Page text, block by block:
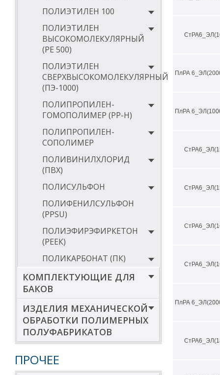
ПОЛИЭТИЛЕН 100
ПОЛИЭТИЛЕН
ВЫСОКОМОЛЕКУЛЯРНЫЙ
(РЕ 500)
ПОЛИЭТИЛЕН
СВЕРХВЫСОКОМОЛЕКУЛЯРНЫЙ
(ПЭ-1000)
ПОЛИПРОПИЛЕН-
ГОМОПОЛИМЕР (PP-Н)
ПОЛИПРОПИЛЕН-
СОПОЛИМЕР
ПОЛИВИНИЛХЛОРИД
(ПВХ)
ПОЛИСУЛЬФОН
ПОЛИФЕНИЛСУЛЬФОН
(PPSU)
ПОЛИЭФИРЭФИРКЕТОН
(РЕЕК)
ПОЛИКАРБОНАТ (ПК)
КОМПЛЕКТУЮЩИЕ ДЛЯ
БАКОВ
ИЗДЕЛИЯ МЕХАНИЧЕСКОЙ
ОБРАБОТКИ ПОЛИМЕРНЫХ
ПОЛУФАБРИКАТОВ
ПРОЧЕЕ
Где
По
пластиковых
Стержни
ПлРА
ПлРА
ПлРА